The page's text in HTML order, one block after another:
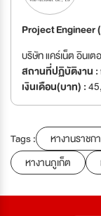
Project Engineer
บริษัท แคร์เน็ต อินเ
สถานที่ปฏิบัติงาน :
เงินเดือน(บาท) :
Tags : หางานราชก
หางานภูเก็ต